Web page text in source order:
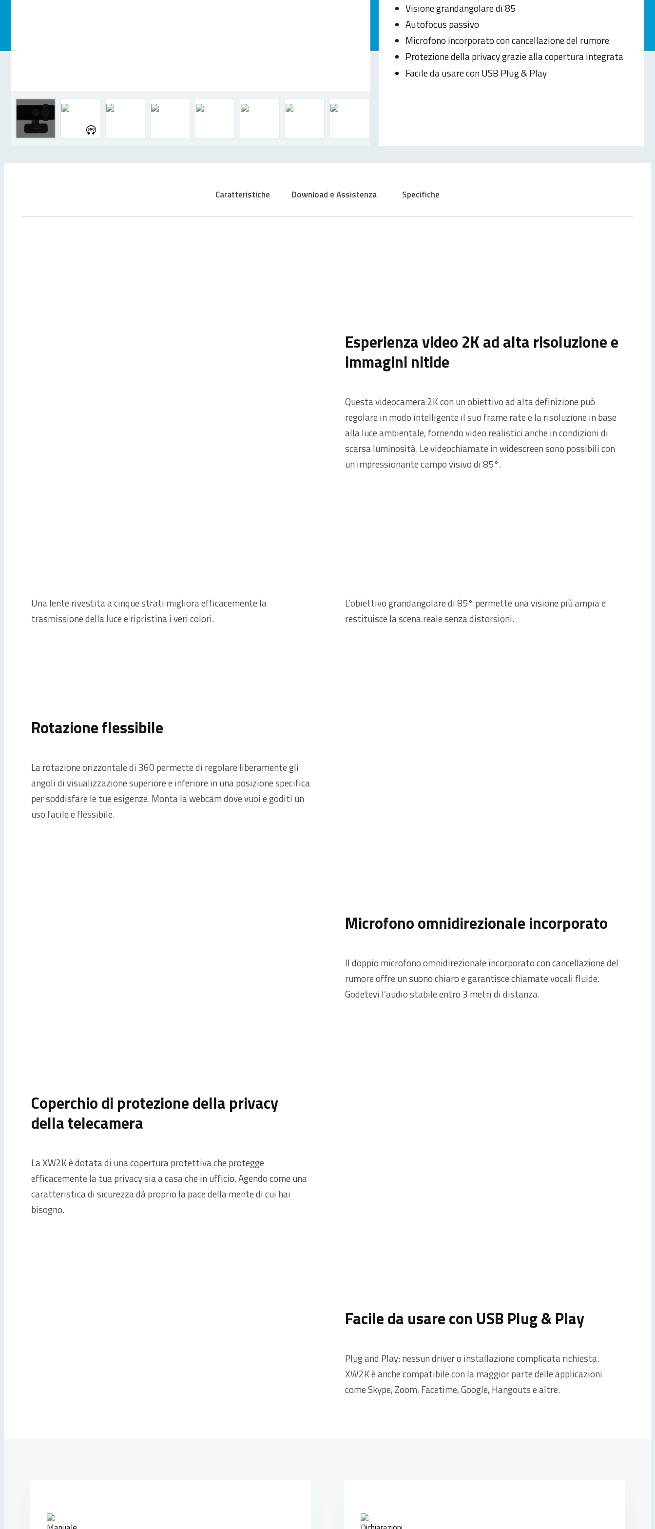
Visione grandangolare di 85
Autofocus passivo
Microfono incorporato con cancellazione del rumore
Protezione della privacy grazie alla copertura integrata
Facile da usare con USB Plug & Play
Caratteristiche Download e Assistenza Specifiche
Esperienza video 2K ad alta risoluzione e
immagini nitide
Questa videocamera 2K con un obiettivo ad alta definizione può
regolare in modo intelligente il suo frame rate e la risoluzione in base
alla luce ambientale, fornendo video realistici anche in condizioni di
scarsa luminosità. Le videochiamate in widescreen sono possibili con
un impressionante campo visivo di 85°.
Una lente rivestita a cinque strati migliora efficacemente la
trasmissione della luce e ripristina i veri colori.
L’obiettivo grandangolare di 85° permette una visione più ampia e
restituisce la scena reale senza distorsioni.
Rotazione flessibile
La rotazione orizzontale di 360 permette di regolare liberamente gli
angoli di visualizzazione superiore e inferiore in una posizione specifica
per soddisfare le tue esigenze. Monta la webcam dove vuoi e goditi un
uso facile e flessibile.
Microfono omnidirezionale incorporato
Il doppio microfono omnidirezionale incorporato con cancellazione del
rumore offre un suono chiaro e garantisce chiamate vocali fluide.
Godetevi l’audio stabile entro 3 metri di distanza.
Coperchio di protezione della privacy
della telecamera
La XW2K è dotata di una copertura protettiva che protegge
efficacemente la tua privacy sia a casa che in ufficio. Agendo come una
caratteristica di sicurezza dà proprio la pace della mente di cui hai
bisogno.
Facile da usare con USB Plug & Play
Plug and Play: nessun driver o installazione complicata richiesta.
XW2K è anche compatibile con la maggior parte delle applicazioni
come Skype, Zoom, Facetime, Google, Hangouts e altre.